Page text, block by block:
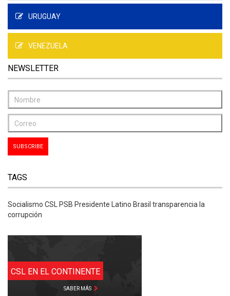
URUGUAY
VENEZUELA
NEWSLETTER
TAGS
Socialismo CSL PSB Presidente Latino Brasil transparencia la
corrupción
CSL EN EL CONTINENTE
SABER MÁS